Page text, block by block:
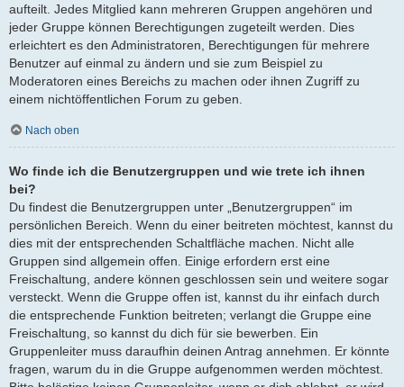
aufteilt. Jedes Mitglied kann mehreren Gruppen angehören und
jeder Gruppe können Berechtigungen zugeteilt werden. Dies
erleichtert es den Administratoren, Berechtigungen für mehrere
Benutzer auf einmal zu ändern und sie zum Beispiel zu
Moderatoren eines Bereichs zu machen oder ihnen Zugriff zu
einem nichtöffentlichen Forum zu geben.
Nach oben
Wo finde ich die Benutzergruppen und wie trete ich ihnen
bei?
Du findest die Benutzergruppen unter „Benutzergruppen“ im
persönlichen Bereich. Wenn du einer beitreten möchtest, kannst du
dies mit der entsprechenden Schaltfläche machen. Nicht alle
Gruppen sind allgemein offen. Einige erfordern erst eine
Freischaltung, andere können geschlossen sein und weitere sogar
versteckt. Wenn die Gruppe offen ist, kannst du ihr einfach durch
die entsprechende Funktion beitreten; verlangt die Gruppe eine
Freischaltung, so kannst du dich für sie bewerben. Ein
Gruppenleiter muss daraufhin deinen Antrag annehmen. Er könnte
fragen, warum du in die Gruppe aufgenommen werden möchtest.